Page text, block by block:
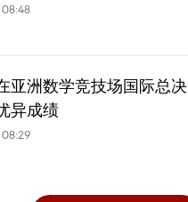
亚洲数学竞技场国际总决
异成绩